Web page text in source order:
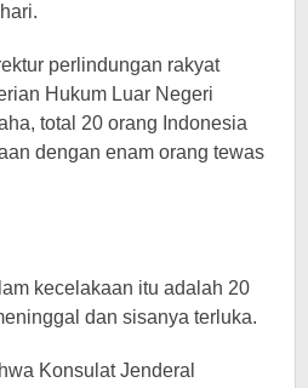
perlindungan rakyat
Hukum Luar Negeri
total 20 orang Indonesia
dengan enam orang tewas
kecelakaan itu adalah 20
dan sisanya terluka.
Konsulat Jenderal